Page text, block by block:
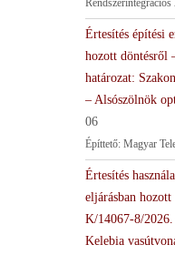
Rendszerintegrációs
Értesítés építési
hozott döntésről
határozat:
– Alsószölnök
06
Építtető: Magyar
Értesítés
eljárásban
K/14067-8/2026.
Kelebia